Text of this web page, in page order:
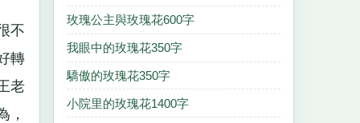
不
轉
老
，
玫瑰公主與玫瑰花600字
我眼中的玫瑰花350字
驕傲的玫瑰花350字
小院里的玫瑰花1400字